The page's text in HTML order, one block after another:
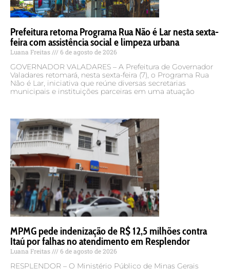
Prefeitura retoma Programa Rua Não é Lar nesta sexta-
feira com assistência social e limpeza urbana
Luana Freitas 6 de agosto de 2026
GOVERNADOR VALADARES – A Prefeitura de Governador
Valadares retomará, nesta sexta-feira (7), o Programa Rua
Não é Lar, iniciativa que reúne diversas secretarias
municipais e instituições parceiras em uma atuação
MPMG pede indenização de R$ 12,5 milhões contra
Itaú por falhas no atendimento em Resplendor
Luana Freitas 6 de agosto de 2026
RESPLENDOR – O Ministério Público de Minas Gerais